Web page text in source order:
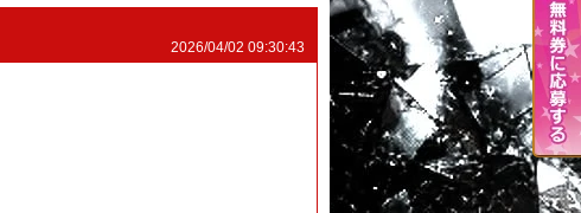
2026/04/02 09:30:43